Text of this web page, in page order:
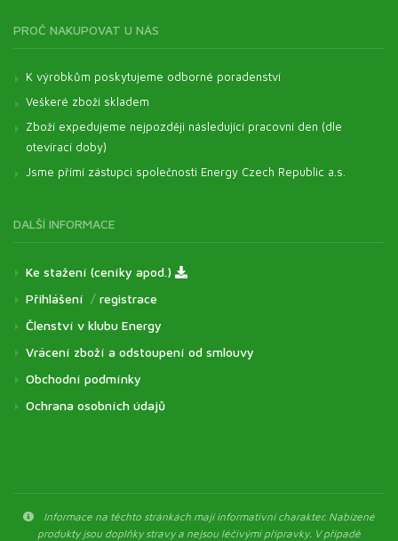
PROČ NAKUPOVAT U NÁS
K výrobkům poskytujeme odborné poradenství
Veškeré zboží skladem
Zboží expedujeme nejpozději následující pracovní den (dle
otevírací doby)
Jsme přímí zástupci společnosti Energy Czech Republic a.s.
DALŠÍ INFORMACE
Ke stažení (ceníky apod.)
Přihlášení / registrace
Členství v klubu Energy
Vrácení zboží a odstoupení od smlouvy
Obchodní podmínky
Ochrana osobních údajů
Informace na těchto stránkách mají informativní charakter. Nabízené
produkty jsou doplňky stravy a nejsou léčivými přípravky. V případě